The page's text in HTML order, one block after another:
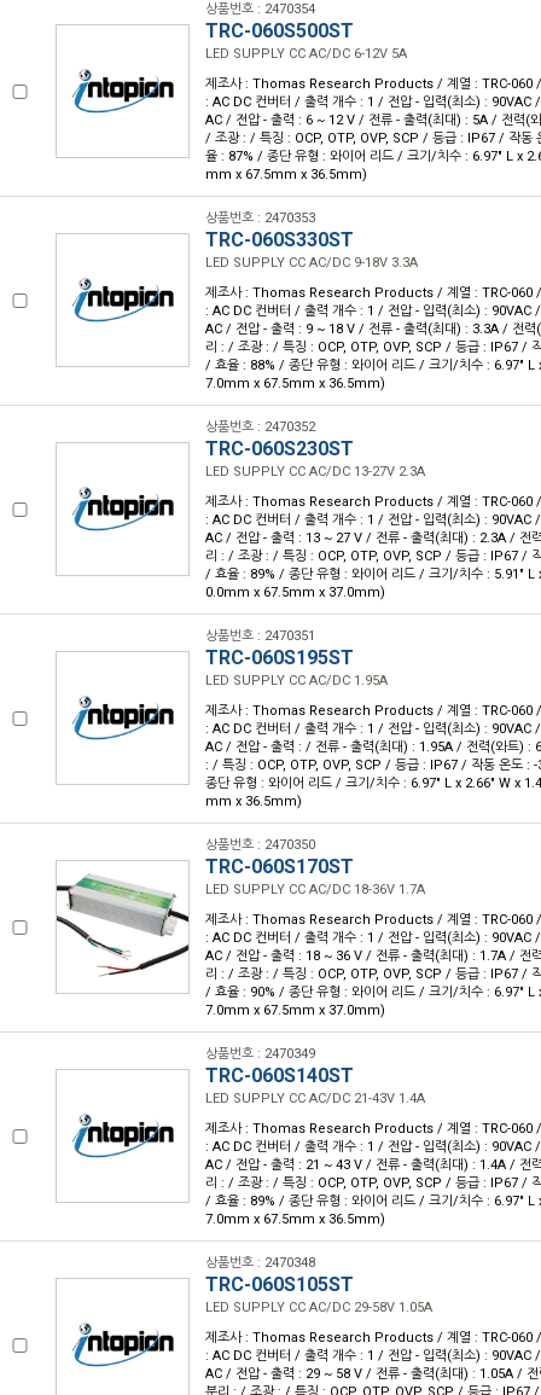
상품번호 : 2470354
TRC-060S500ST
LED SUPPLY CC AC/DC 6-12V 5A
제조사 : Thomas Research Products / 계열 : TRC-060 /
: AC DC 컨버터 / 출력 개수 : 1 / 전압 - 입력(최소) : 90VAC
AC / 전압 - 출력 : 6 ~ 12 V / 전류 - 출력(최대) : 5A / 전력(
/ 조광 : / 특징 : OCP, OTP, OVP, SCP / 등급 : IP67 / 작동
율 : 87% / 종단 유형 : 와이어 리드 / 크기/치수 : 6.97" L x
mm x 67.5mm x 36.5mm)
상품번호 : 2470353
TRC-060S330ST
LED SUPPLY CC AC/DC 9-18V 3.3A
제조사 : Thomas Research Products / 계열 : TRC-060 /
: AC DC 컨버터 / 출력 개수 : 1 / 전압 - 입력(최소) : 90VAC
AC / 전압 - 출력 : 9 ~ 18 V / 전류 - 출력(최대) : 3.3A / 전
리 : / 조광 : / 특징 : OCP, OTP, OVP, SCP / 등급 : IP67 /
/ 효율 : 88% / 종단 유형 : 와이어 리드 / 크기/치수 : 6.97"
7.0mm x 67.5mm x 36.5mm)
상품번호 : 2470352
TRC-060S230ST
LED SUPPLY CC AC/DC 13-27V 2.3A
제조사 : Thomas Research Products / 계열 : TRC-060 /
: AC DC 컨버터 / 출력 개수 : 1 / 전압 - 입력(최소) : 90VAC
AC / 전압 - 출력 : 13 ~ 27 V / 전류 - 출력(최대) : 2.3A / 전
리 : / 조광 : / 특징 : OCP, OTP, OVP, SCP / 등급 : IP67 /
/ 효율 : 89% / 종단 유형 : 와이어 리드 / 크기/치수 : 5.91"
0.0mm x 67.5mm x 37.0mm)
상품번호 : 2470351
TRC-060S195ST
LED SUPPLY CC AC/DC 1.95A
제조사 : Thomas Research Products / 계열 : TRC-060 /
: AC DC 컨버터 / 출력 개수 : 1 / 전압 - 입력(최소) : 90VAC
AC / 전압 - 출력 : / 전류 - 출력(최대) : 1.95A / 전력(와트) :
: / 특징 : OCP, OTP, OVP, SCP / 등급 : IP67 / 작동 온도 :
종단 유형 : 와이어 리드 / 크기/치수 : 6.97" L x 2.66" W x
mm x 36.5mm)
상품번호 : 2470350
TRC-060S170ST
LED SUPPLY CC AC/DC 18-36V 1.7A
제조사 : Thomas Research Products / 계열 : TRC-060 /
: AC DC 컨버터 / 출력 개수 : 1 / 전압 - 입력(최소) : 90VAC
AC / 전압 - 출력 : 18 ~ 36 V / 전류 - 출력(최대) : 1.7A / 전
리 : / 조광 : / 특징 : OCP, OTP, OVP, SCP / 등급 : IP67 /
/ 효율 : 90% / 종단 유형 : 와이어 리드 / 크기/치수 : 6.97"
7.0mm x 67.5mm x 37.0mm)
상품번호 : 2470349
TRC-060S140ST
LED SUPPLY CC AC/DC 21-43V 1.4A
제조사 : Thomas Research Products / 계열 : TRC-060 /
: AC DC 컨버터 / 출력 개수 : 1 / 전압 - 입력(최소) : 90VAC
AC / 전압 - 출력 : 21 ~ 43 V / 전류 - 출력(최대) : 1.4A / 전
리 : / 조광 : / 특징 : OCP, OTP, OVP, SCP / 등급 : IP67 /
/ 효율 : 89% / 종단 유형 : 와이어 리드 / 크기/치수 : 6.97"
7.0mm x 67.5mm x 36.5mm)
상품번호 : 2470348
TRC-060S105ST
LED SUPPLY CC AC/DC 29-58V 1.05A
제조사 : Thomas Research Products / 계열 : TRC-060 /
: AC DC 컨버터 / 출력 개수 : 1 / 전압 - 입력(최소) : 90VAC
AC / 전압 - 출력 : 29 ~ 58 V / 전류 - 출력(최대) : 1.05A /